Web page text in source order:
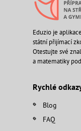
Eduzio je
státní přijímací
Otestujte své
a matematiky
Rychlé
Blog
FAQ